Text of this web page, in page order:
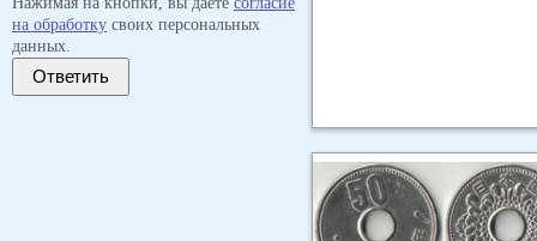
на обработку своих персональных
данных.
Ответить